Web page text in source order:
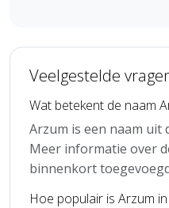
Veelgestelde
Wat betekent de naam
Arzum is een naam uit
Meer informatie over
binnenkort
Hoe populair is Arzum